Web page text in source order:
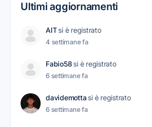
Ultimi aggiornamenti
AIT si è registrato
4 settimane fa
Fabio58 si è registrato
6 settimane fa
davidemotta si è registrato
6 settimane fa